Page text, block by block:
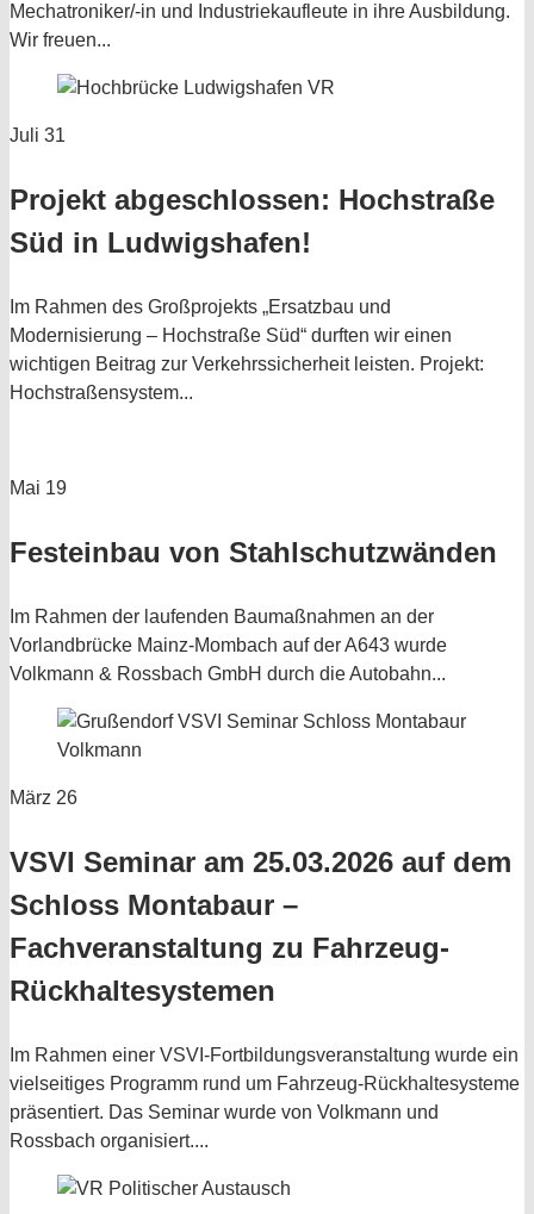
Mechatroniker/-in und Industriekaufleute in ihre Ausbildung.
Wir freuen...
Juli 31
Projekt abgeschlossen: Hochstraße
Süd in Ludwigshafen!
Im Rahmen des Großprojekts „Ersatzbau und
Modernisierung – Hochstraße Süd“ durften wir einen
wichtigen Beitrag zur Verkehrssicherheit leisten. Projekt:
Hochstraßensystem...
Mai 19
Festeinbau von Stahlschutzwänden
Im Rahmen der laufenden Baumaßnahmen an der
Vorlandbrücke Mainz-Mombach auf der A643 wurde
Volkmann & Rossbach GmbH durch die Autobahn...
März 26
VSVI Seminar am 25.03.2026 auf dem
Schloss Montabaur –
Fachveranstaltung zu Fahrzeug-
Rückhaltesystemen
Im Rahmen einer VSVI-Fortbildungsveranstaltung wurde ein
vielseitiges Programm rund um Fahrzeug-Rückhaltesysteme
präsentiert. Das Seminar wurde von Volkmann und
Rossbach organisiert....